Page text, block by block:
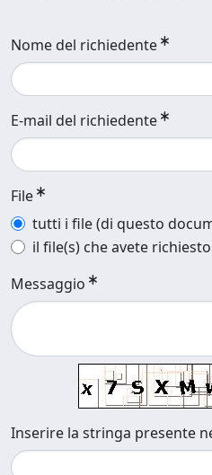
Nome del richiedente
E-mail del richiedente
File
tutti i file (di questo
il file(s) che avete richiesto
Messaggio
Inserire la stringa presente